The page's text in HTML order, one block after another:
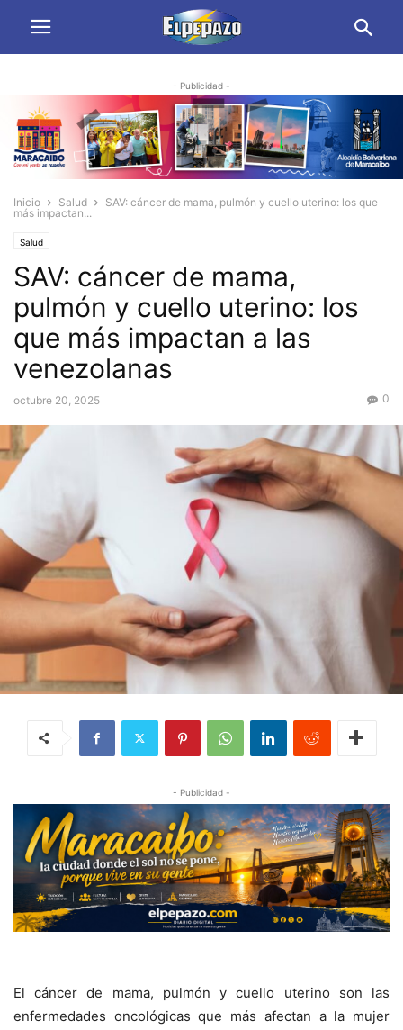
- Publicidad -
Inicio Salud
SAV: cáncer de mama, pulmón y cuello uterino: los que
más impactan...
Salud
SAV: cáncer de mama,
pulmón y cuello uterino: los
que más impactan a las
venezolanas
octubre 20, 2025 0
- Publicidad -
El cáncer de mama, pulmón y cuello uterino son las
enfermedades oncológicas que más afectan a la mujer